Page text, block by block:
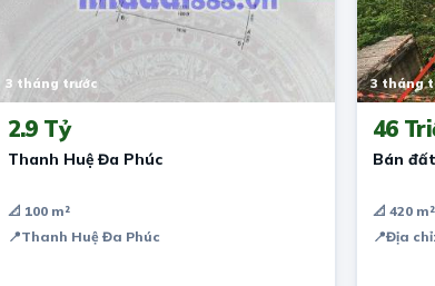
3 tháng trước
2.9 Tỷ
Thanh Huệ Đa Phúc
📐 100 m²
📍Thanh Huệ Đa Phúc
3 tháng
46
Bán
📐 420 m²
📍Địa chỉ: